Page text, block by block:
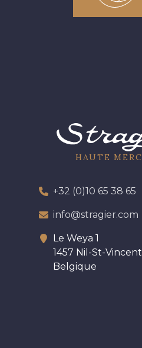
HAUTE
+32 (0)10 65 38 65
info@stragier.com
Le Weya 1
1457 Nil-St-Vincent
Belgique